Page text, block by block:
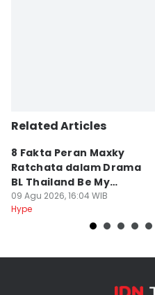
Related Articles
8 Fakta Peran Maxky
Ratchata dalam Drama
BL Thailand Be My
Player Two
09 Agu 2026, 16:04 WIB
Hype